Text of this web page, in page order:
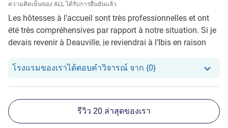
ความคิดเห็นของ ALL ได้รับการยืนยันแล้ว
Les hôtesses à l’accueil sont très professionnelles et ont
été très compréhensives par rapport à notre situation. Si je
devais revenir à Deauville, je reviendrai à l’Ibis en raison
โรงแรมของเราได้ตอบคำวิจารณ์ จาก {0}โรงแรมของเราได้
รีวิว 20 ล่าสุดของเรา